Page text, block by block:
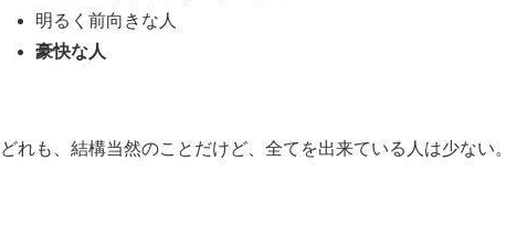
明るく前向きな人
豪快な人
どれも、結構当然のことだけど、全てを出来ている人は少ない。